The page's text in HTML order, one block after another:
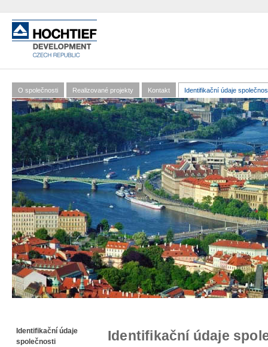
www.hochtief-
development.cz
O společnosti Realizované projekty Kontakt Identifikační údaje
Identifikační údaje
společnosti
Identifikační údaje společnosti
Identifikační údaje